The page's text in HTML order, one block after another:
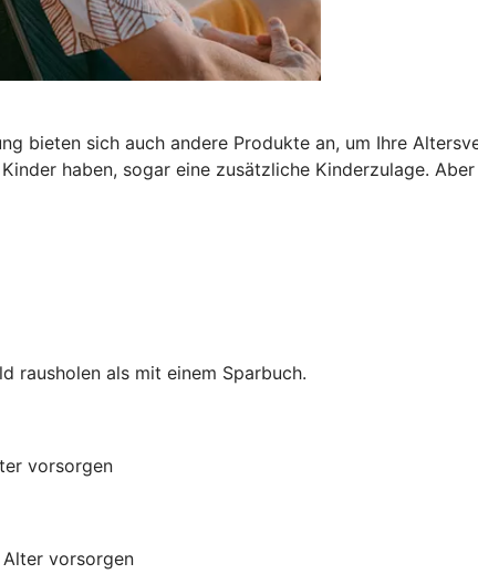
bieten sich auch andere Produkte an, um Ihre
haben, sogar eine zusätzliche Kinderzulage.
rausholen als mit einem Sparbuch.
vorsorgen
vorsorgen